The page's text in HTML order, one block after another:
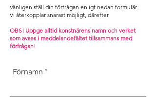
Contact us and we will help you with
your request]
direkt solljus.
[Dust dry only, don’t use water or
chemicals, long-term exposure in
cold or wet areas, as well as direct
canvas]
Vänligen ställ din förfrågan enligt nedan formulär.
Vi återkopplar snarast möjligt, därefter. ​
OBS! Uppge alltid konstnärens namn och verket
som avses i meddelandefältet tillsammans med
förfrågan!
Förnamn